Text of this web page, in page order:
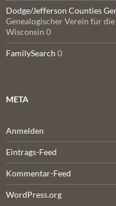
Dodge/Jefferson Counties
Genealogischer Verein für
Wisconsin 0
FamilySearch 0
META
Anmelden
Eintrags-Feed
Kommentar-Feed
WordPress.org